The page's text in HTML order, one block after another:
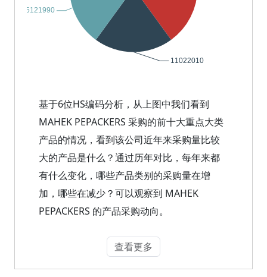
基于6位HS编码分析，从上图中我们看到
MAHEK PEPACKERS 采购的前十大重点大类
产品的情况，看到该公司近年来采购量比较
大的产品是什么？通过历年对比，每年来都
有什么变化，哪些产品类别的采购量在增
加，哪些在减少？可以观察到 MAHEK
PEPACKERS 的产品采购动向。
查看更多